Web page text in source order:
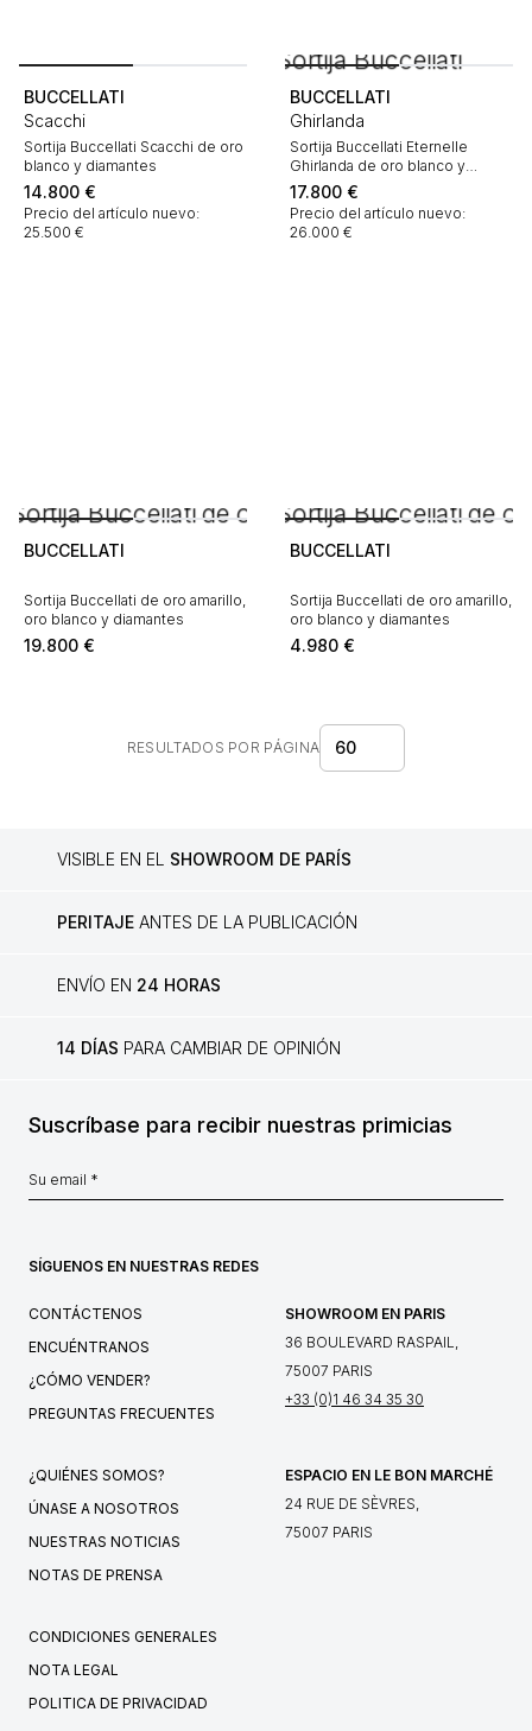
BUCCELLATI
Scacchi
Sortija Buccellati Scacchi de oro
blanco y diamantes
14.800 €
Precio del artículo nuevo:
25.500 €
BUCCELLATI
Ghirlanda
Sortija Buccellati Eternelle
Ghirlanda de oro blanco y
diamantes
17.800 €
Precio del artículo nuevo:
26.000 €
BUCCELLATI
Sortija Buccellati de oro amarillo,
oro blanco y diamantes
19.800 €
BUCCELLATI
Sortija Buccellati de oro amarillo,
oro blanco y diamantes
4.980 €
RESULTADOS POR PÁGINA 60
VISIBLE EN EL SHOWROOM DE PARÍS
PERITAJE ANTES DE LA PUBLICACIÓN
ENVÍO EN 24 HORAS
14 DÍAS PARA CAMBIAR DE OPINIÓN
Suscríbase para recibir nuestras primicias
SÍGUENOS EN NUESTRAS REDES
CONTÁCTENOS
ENCUÉNTRANOS
¿CÓMO VENDER?
PREGUNTAS FRECUENTES
SHOWROOM EN PARIS
36 BOULEVARD RASPAIL,
75007 PARIS
+33 (0)1 46 34 35 30
¿QUIÉNES SOMOS?
ÚNASE A NOSOTROS
NUESTRAS NOTICIAS
NOTAS DE PRENSA
ESPACIO EN LE BON MARCHÉ
24 RUE DE SÈVRES,
75007 PARIS
CONDICIONES GENERALES
NOTA LEGAL
POLITICA DE PRIVACIDAD